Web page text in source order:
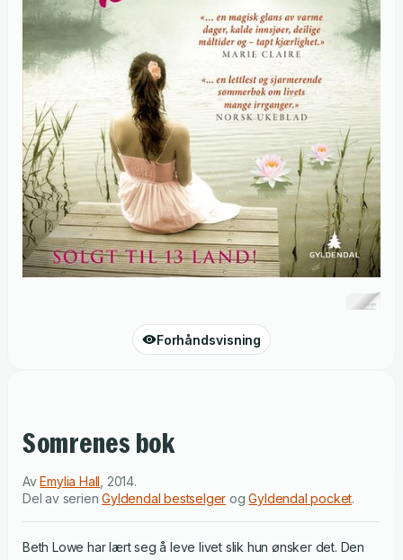
Forhåndsvisning
Somrenes bok
AvEmylia Hall 2014.
Del av serienGyldendal bestselger ogGyldendal pocket.
Beth Lowe har lært seg å leve livet slik hun ønsker det. Den